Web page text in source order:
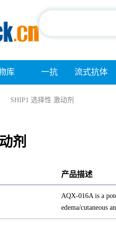
库 一抗 流式抗体
SHIP1 选择性 激动剂
剂
产品描述
AQX-016A is a
edema/cutaneous